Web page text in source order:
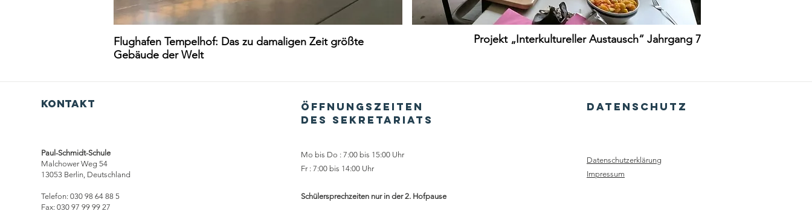
Flughafen Tempelhof: Das zu damaligen Zeit größte
Gebäude der Welt
Projekt „Interkultureller Austausch“ Jahrgang 7
Kontakt
Paul-Schmidt-Schule
Malchower Weg 54
13053 Berlin, Deutschland
Telefon: 030 98 64 88 5
Fax: 030 97 99 99 27
Öffnungszeiten
des Sekretariats
Mo bis Do : 7:00 bis 15:00 Uhr
Fr : 7:00 bis 14:00 Uhr
Schülersprechzeiten nur in der2. Hofpause
dATENSCHUTZ
Datenschutzerklärung
Impressum